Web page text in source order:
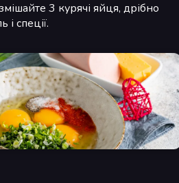
3 курячі яйця, дрібно
і спеції.